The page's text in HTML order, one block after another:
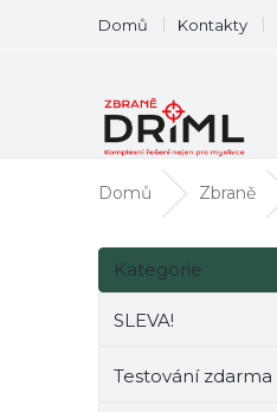
obsah
Domů Kontakty
Domů Zbraně
P
s
Přeskočit
kategorie
Kategorie
SLEVA!
Testování zdarma